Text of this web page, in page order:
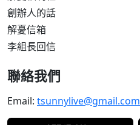
創辦人的話
解憂信箱
李組長回信
聯絡我們
Email: tsunnylive@gmail.com